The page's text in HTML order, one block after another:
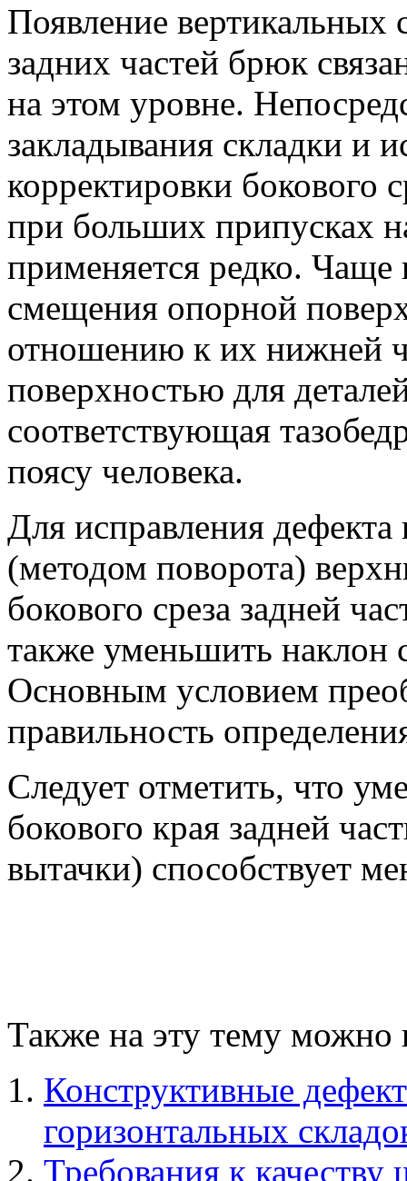
Появление вертикальных
задних частей брюк
на этом уровне.
закладывания складки и
корректировки бокового
при больших припусках
применяется редко. Чаще
смещения опорной
отношению к их нижней
поверхностью для
соответствующая
поясу человека.
Для исправления дефекта
(методом поворота)
бокового среза задней
также уменьшить наклон
Основным условием
правильность
Следует отметить, что
бокового края задней
вытачки) способствует
Также на эту тему можно
Конструктивные
горизонтальных
Требования к